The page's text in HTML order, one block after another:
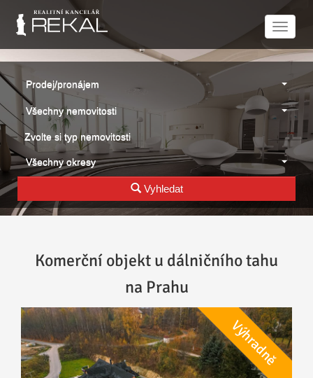
Prodej/pronájem
Všechny nemovitosti
Zvolte si typ nemovitosti
Všechny okresy
Vyhledat
Komerční objekt u dálničního tahu
na Prahu